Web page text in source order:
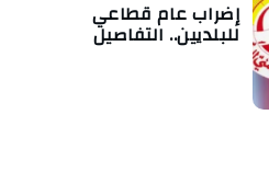
إضراب عام قطاعي
للبلديين.. التفاصيل